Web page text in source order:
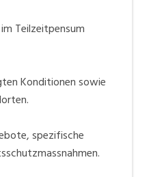
Teilzeitpensum
Konditionen sowie
spezifische